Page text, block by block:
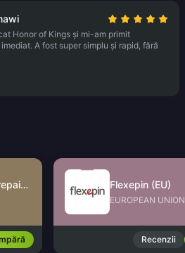
Honor of Kings și mi-am primit
A fost super simplu și rapid, fără
Neosurf Voucher / Prepaid (EU) Flexepin (EU)
EUROPEAN UNION
Recenzii